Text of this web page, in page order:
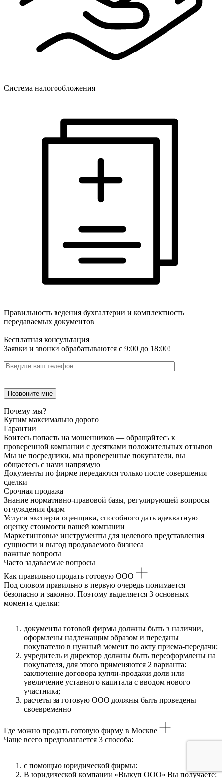
Система налогообложения
Правильность ведения бухгалтерии и комплектность
передаваемых документов
Бесплатная консультация
Заявки и звонки обрабатываются с 9:00 до 18:00!
Почему мы?
Купим максимально дорого
Гарантии
Боитесь попасть на мошенников — обращайтесь к
проверенной компании с десятками положительных отзывов
Мы не посредники, мы проверенные покупатели, вы
общаетесь с нами напрямую
Документы по фирме передаются только после совершения
сделки
Срочная продажа
Знание нормативно-правовой базы, регулирующей вопросы
отчуждения фирм
Услуги эксперта-оценщика, способного дать адекватную
оценку стоимости вашей компании
Маркетинговые инструменты для целевого представления
сущности и выгод продаваемого бизнеса
важные вопросы
Часто задаваемые вопросы
Как правильно продать готовую ООО
Под словом правильно в первую очередь понимается
безопасно и законно. Поэтому выделяется 3 основных
момента сделки:
документы готовой фирмы должны быть в наличии,
оформлены надлежащим образом и переданы
покупателю в нужный момент по акту приема-передачи;
учредитель и директор должны быть переоформлены на
покупателя, для этого применяются 2 варианта:
заключение договора купли-продажи доли или
увеличение уставного капитала с вводом нового
участника;
расчеты за готовую ООО должны быть проведены
своевременно
Где можно продать готовую фирму в Москве
Чаще всего предполагается 3 способа:
с помощью юридической фирмы:
В юридической компании «Выкуп ООО» Вы получаете: